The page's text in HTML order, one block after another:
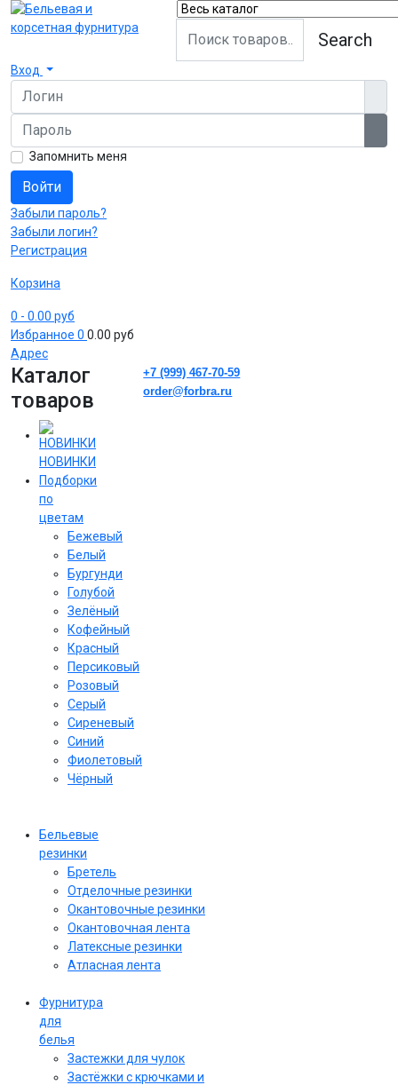
Search
Вход
Логин
Пароль
Запомнить меня
Войти
Забыли пароль?
Забыли логин?
Регистрация
Корзина
0 - 0.00 руб
Избранное 0 0.00 руб
Адрес
Каталог
товаров
НОВИНКИ
Подборки
по
цветам
Бежевый
Белый
Бургунди
Голубой
Зелёный
Кофейный
Красный
Персиковый
Розовый
Серый
Сиреневый
Cиний
Фиолетовый
Чёрный
Бельевые
резинки
Бретель
Отделочные резинки
Окантовочные резинки
Окантовочная лента
Латексные резинки
Атласная лента
Фурнитура
для
белья
Застежки для чулок
Застёжки с крючками и
+7 (999) 467-70-59
order@forbra.ru